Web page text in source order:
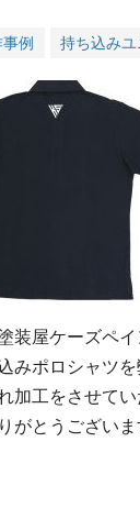
例 持ち込み
装屋ケーズペ
みポロシャツ
加工をさせてい
がとうござい